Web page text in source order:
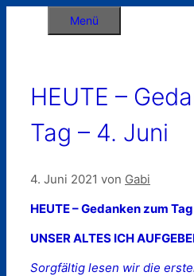
Menü
HEUTE –
Tag – 4. Juni
4. Juni 2021 von Gabi
HEUTE – Gedanken zum
UNSER ALTES ICH
Sorgfältig lesen wir die